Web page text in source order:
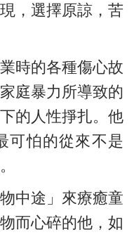
，選擇原諒，苦
時的各種傷心故
庭暴力所導致的
的人性掙扎。他
可怕的從來不是
中途」來療癒童
而心碎的他，如